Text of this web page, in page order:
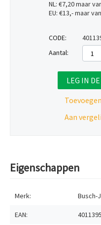
NL: €7,20 maar
EU: €13,- maar
CODE:
Aantal:
LEG IN
Aan
Eigenschappen
Merk: Busch-
EAN: